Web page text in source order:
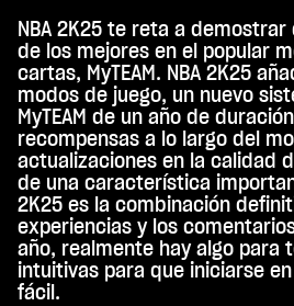
c
e
p
t
&
P
l
a
NBA 2K25 te reta a
de los mejores en el popular
cartas, MyTEAM. NBA 2K25
modos de juego, un nuevo
MyTEAM de un año de
recompensas a lo largo del
actualizaciones en la calidad
de una característica
2K25 es la combinación
experiencias y los
año, realmente hay algo para
intuitivas para que iniciarse
fácil.